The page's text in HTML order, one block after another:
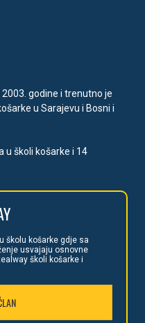
godine i trenutno je
u Sarajevu i Bosni i
u školi košarke i 14
školu košarke gdje sa
usvajaju osnovne
školi košarke i